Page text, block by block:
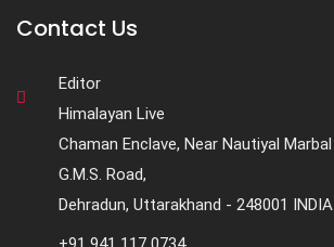
Contact Us
Editor
Himalayan Live
Chaman Enclave, Near Nautiyal Marbal
G.M.S. Road,
Dehradun, Uttarakhand - 248001 INDIA